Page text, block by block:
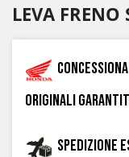
LEVA
originali
Spedizione